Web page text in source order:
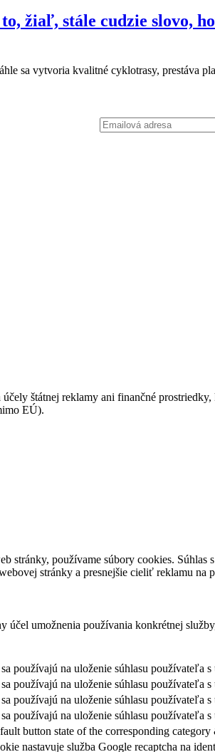
žiaľ, stále cudzie
sa vytvoria kvalitné cyklotrasy, prestáva
štátnej reklamy ani finančné
EÚ).
stránky, používame súbory cookies.
stránky a presnejšie cieliť reklamu na
umožnenia používania konkrétnej
používajú na uloženie súhlasu používateľa
používajú na uloženie súhlasu používateľa
používajú na uloženie súhlasu používateľa
používajú na uloženie súhlasu používateľa
button state of the corresponding
nastavuje služba Google recaptcha na